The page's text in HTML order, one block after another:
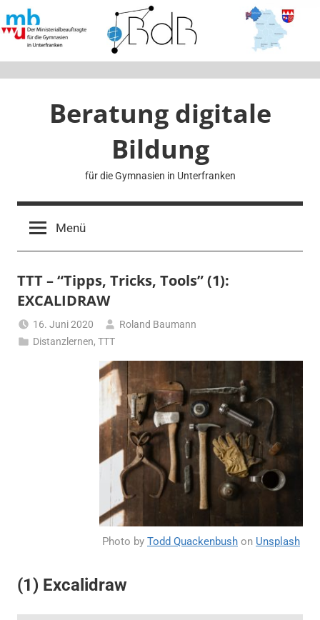
Inhalt
springen
Beratung digitale
Bildung
für die Gymnasien in Unterfranken
Menü
TTT – “Tipps, Tricks, Tools” (1):
EXCALIDRAW
16. Juni 2020
Roland Baumann
Distanzlernen,TTT
Photo by Todd Quackenbush on Unsplash
(1) Excalidraw